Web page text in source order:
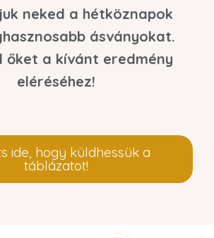
neked a hétköznapok
ásványokat.
őket a kívánt eredmény
eléréséhez!
ide, hogy küldhessük a
táblázatot!